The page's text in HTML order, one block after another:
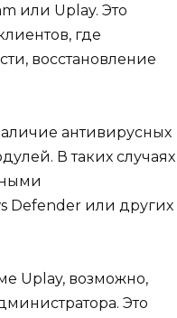
или Uplay. Это
где
восстановление
антивирусных
В таких случаях
Defender или других
Uplay, возможно,
Это